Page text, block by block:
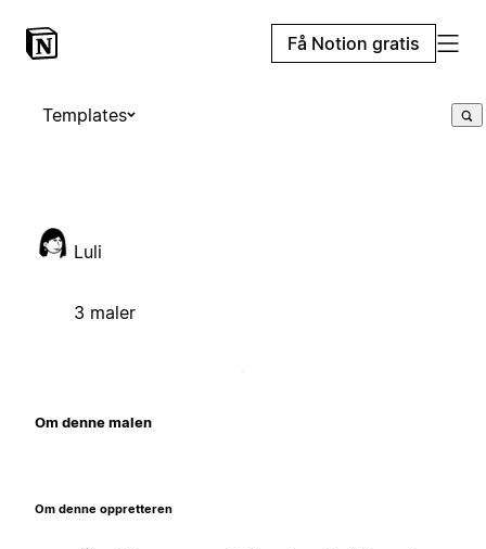
Få Notion gratis
Templates
Luli
3 maler
Om denne malen
Om denne oppretteren